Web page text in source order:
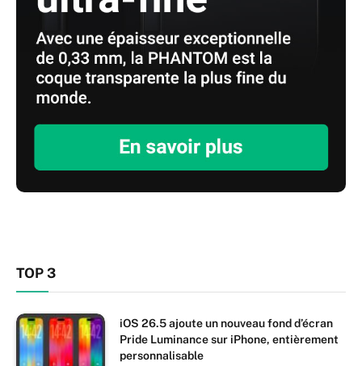
TOP 3
iOS 26.5 ajoute un nouveau fond d’écran
Pride Luminance sur iPhone, entièrement
personnalisable